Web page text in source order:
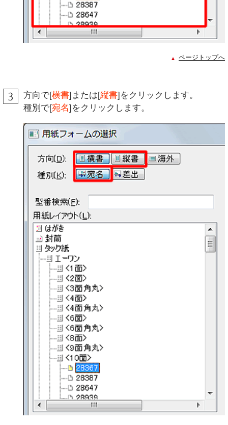
ページトップへ
方向で[横書]または[縦書]をクリックします。
種別で[宛名]をクリックします。